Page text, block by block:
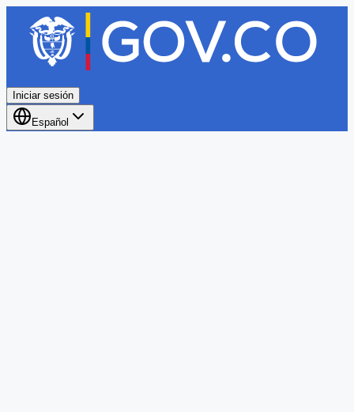
Iniciar sesión
Español